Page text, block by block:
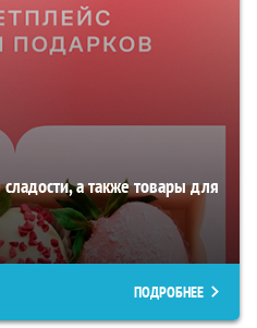
а также товары для
ПОДРОБНЕЕ